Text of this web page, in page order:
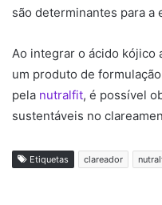
são determinantes para a
Ao integrar o ácido kójico
um produto de
pela nutralfit, é possível
sustentáveis no
Etiquetas clareador